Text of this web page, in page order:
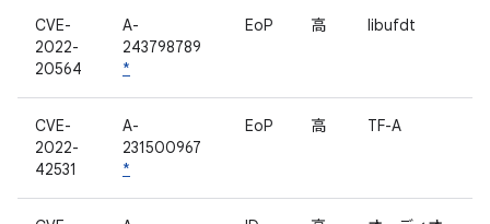
CVE-
2022-
20564
A-
243798789
*
EoP 高 libufdt
CVE-
2022-
42531
A-
231500967
*
EoP 高 TF-A